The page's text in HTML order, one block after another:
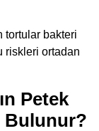
tortular bakteri
riskleri ortadan
Petek
Bulunur?